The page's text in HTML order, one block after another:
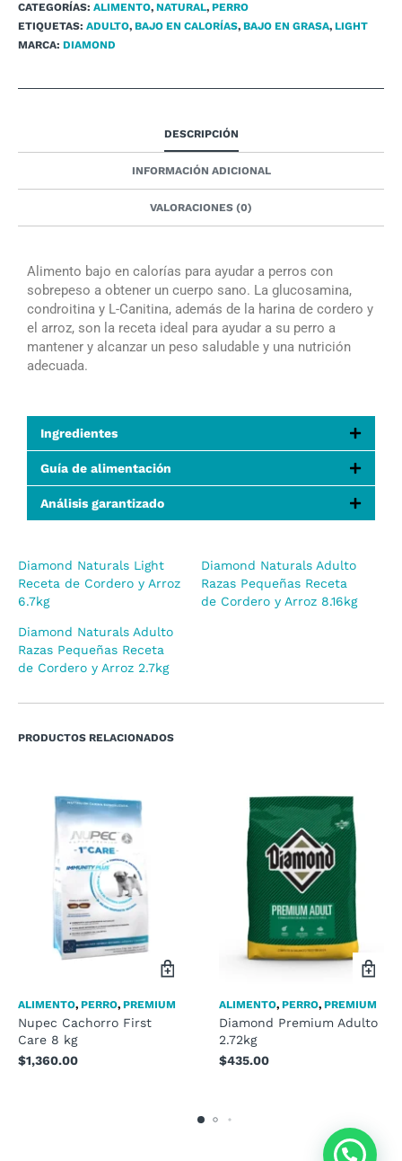
CATEGORÍAS: ALIMENTO, NATURAL, PERRO
ETIQUETAS: ADULTO, BAJO EN CALORÍAS, BAJO EN GRASA, LIGHT
MARCA: DIAMOND
DESCRIPCIÓN
INFORMACIÓN ADICIONAL
VALORACIONES (0)
Alimento bajo en calorías para ayudar a perros con
sobrepeso a obtener un cuerpo sano. La glucosamina,
condroitina y L-Canitina, además de la harina de cordero y
el arroz, son la receta ideal para ayudar a su perro a
mantener y alcanzar un peso saludable y una nutrición
adecuada.
Ingredientes
Guía de alimentación
Análisis garantizado
Diamond Naturals Light
Receta de Cordero y Arroz
6.7kg
Diamond Naturals Adulto
Razas Pequeñas Receta
de Cordero y Arroz 8.16kg
Diamond Naturals Adulto
Razas Pequeñas Receta
de Cordero y Arroz 2.7kg
PRODUCTOS RELACIONADOS
ALIMENTO, PERRO, PREMIUM
Nupec Cachorro First
Care 8 kg
$1,360.00
ALIMENTO, PERRO, PREMIUM
Diamond Premium Adulto
2.72kg
$435.00